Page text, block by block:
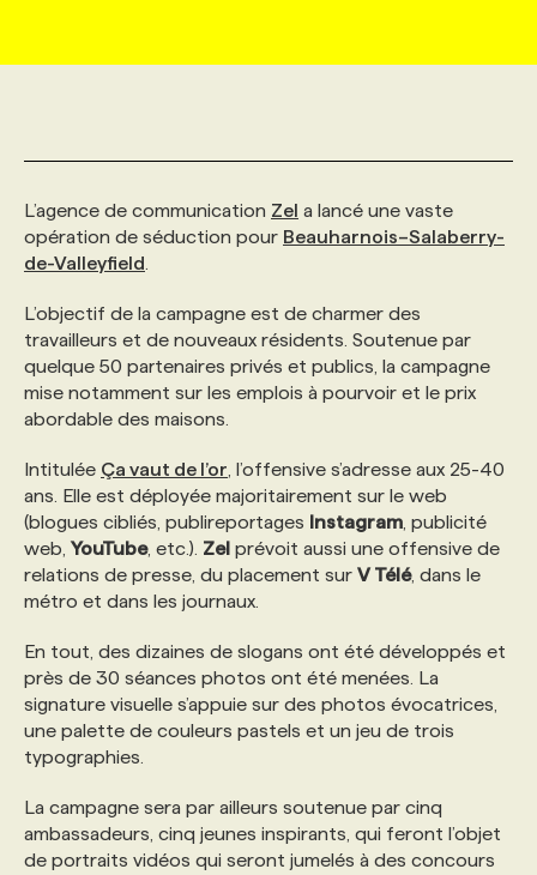
NOUVEAUX MANDATS
INITIATIVES NUMÉRIQUES
TENDANCES
MARKETING ET COMMUNICATION
MARKETING DURABLE
ÉVÉNEMENTIEL
BULLETIN RECRUTEMENT
ANNONCEZ AVEC NOUS
AFFICHEZ UN POSTE / TARIFS
PROFIL ENTREPRISE
ANNONCEZ AVEC NOUS
CANDIDAT
PROFIL CANDIDAT
NOS CONFÉRENCES
ANNONCEZ AVEC NOUS
FORMATIONS
NOS PARCOURS DE FORMATIONS
NOS FORMATEUR‧RICES
NOS TARIFS
PROGRAMMES DE SUBVENTIONS
FAQ
ANNONCEZ AVEC NOUS
SERVICE DE CHASSE DE TÊTE
NOS EXPERTISES
ANNONCEZ AVEC NOUS
L’agence de communication Zel a lancé une vaste
opération de séduction pour Beauharnois–Salaberry-
de-Valleyfield
L’objectif de la campagne est de charmer des
travailleurs et de nouveaux résidents. Soutenue par
quelque 50 partenaires privés et publics, la campagne
mise notamment sur les emplois à pourvoir et le prix
abordable des maisons.
Intitulée Ça vaut de l’or , l’offensive s’adresse aux 25-40
ans. Elle est déployée majoritairement sur le web
(blogues cibliés, publireportages Instagram , publicité
web, YouTube, etc.). Zel prévoit aussi une offensive de
relations de presse, du placement sur V Télé, dans le
métro et dans les journaux.
En tout, des dizaines de slogans ont été développés et
près de 30 séances photos ont été menées. La
signature visuelle s’appuie sur des photos évocatrices,
une palette de couleurs pastels et un jeu de trois
typographies.
La campagne sera par ailleurs soutenue par cinq
ambassadeurs, cinq jeunes inspirants, qui feront l’objet
de portraits vidéos qui seront jumelés à des concours